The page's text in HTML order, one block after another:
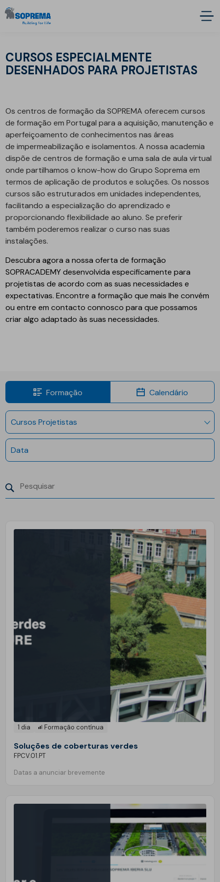
CURSOS ESPECIALMENTE
DESENHADOS PARA PROJETISTAS
Os centros de formação da SOPREMA oferecem cursos
de formação em Portugal para a aquisição, manutenção e
aperfeiçoamento de conhecimentos nas áreas
de impermeabilização e isolamentos. A nossa academia
dispõe de centros de formação e uma sala de aula virtual
onde partilhamos o know-how do Grupo Soprema em
termos de aplicação de produtos e soluções. Os nossos
cursos são estruturados em unidades independentes,
facilitando a especialização do aprendizado e
proporcionando flexibilidade ao aluno. Se preferir
também poderemos realizar o curso nas suas
instalações.
Descubra agora a nossa oferta de formação
SOPRACADEMY desenvolvida especificamente para
projetistas de acordo com as suas necessidades e
expectativas. Encontre a formação que mais lhe convém
ou entre em contacto connosco para que possamos
criar algo adaptado às suas necessidades.
Formação Calendário
Cursos Projetistas
1 dia Formação contínua
Soluções de coberturas verdes
FPCV.01.PT
Datas a anunciar brevemente